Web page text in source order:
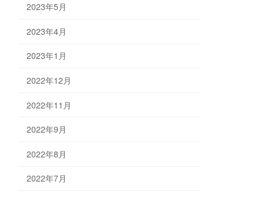
2023年5月
2023年4月
2023年1月
2022年12月
2022年11月
2022年9月
2022年8月
2022年7月